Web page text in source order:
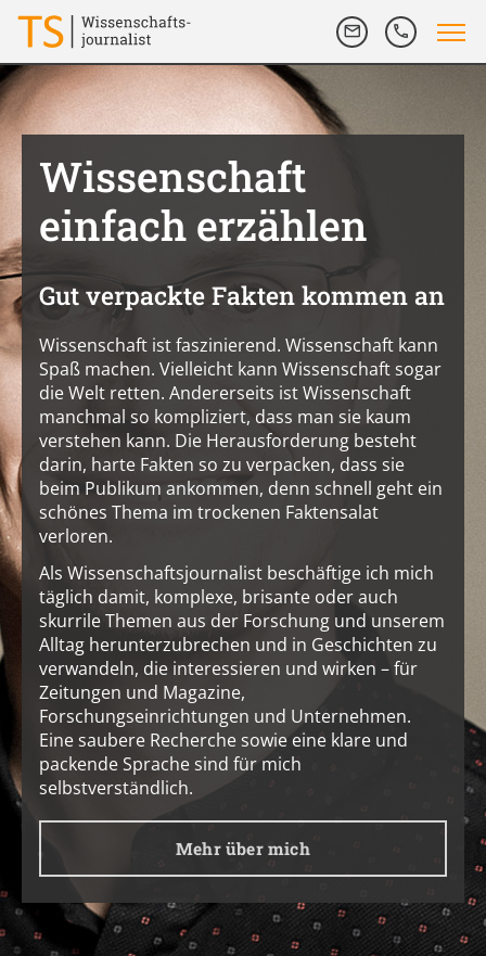
Wissenschaft
einfach erzählen
Gut verpackte Fakten kommen an
Wissenschaft ist faszinierend. Wissenschaft kann
Spaß machen. Vielleicht kann Wissenschaft sogar
die Welt retten. Andererseits ist Wissenschaft
manchmal so kompliziert, dass man sie kaum
verstehen kann. Die Herausforderung besteht
darin, harte Fakten so zu verpacken, dass sie
beim Publikum ankommen, denn schnell geht ein
schönes Thema im trockenen Faktensalat
verloren.
Als Wissenschaftsjournalist beschäftige ich mich
täglich damit, komplexe, brisante oder auch
skurrile Themen aus der Forschung und unserem
Alltag herunterzubrechen und in Geschichten zu
verwandeln, die interessieren und wirken – für
Zeitungen und Magazine,
Forschungseinrichtungen und Unternehmen.
Eine saubere Recherche sowie eine klare und
packende Sprache sind für mich
selbstverständlich.
Mehr über mich